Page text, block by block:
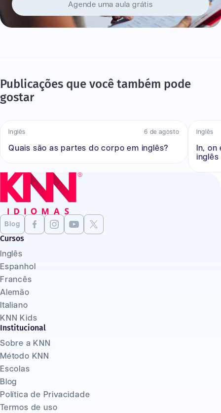
Agende uma aula grátis
Publicações que você também pode
gostar
Inglês 6 de agosto
Quais são as partes do corpo em inglês?
Inglês
In,
inglês
Blog
Cursos
Inglês
Espanhol
Francês
Alemão
Italiano
KNN Kids
Institucional
Sobre a KNN
Método KNN
Escolas
Blog
Política de Privacidade
Termos de uso